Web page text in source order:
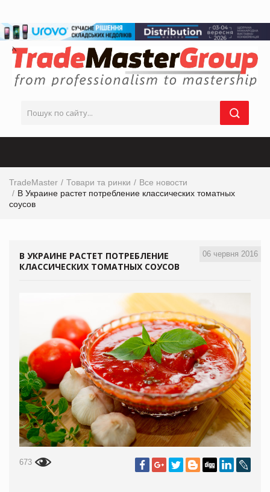
TradeMaster Товари та ринки
Все новости
В Украине растет потребление классических томатных
соусов
06 червня 2016
В УКРАИНЕ РАСТЕТ ПОТРЕБЛЕНИЕ
КЛАССИЧЕСКИХ ТОМАТНЫХ СОУСОВ
673